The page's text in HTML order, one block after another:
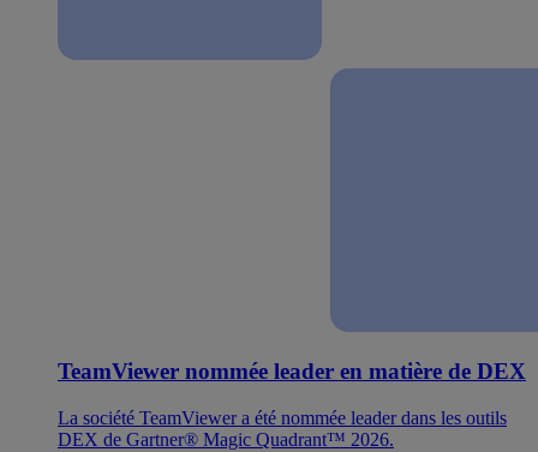
TeamViewer nommée leader en matière de DEX
La société TeamViewer a été nommée leader dans les outils
DEX de Gartner® Magic Quadrant™ 2026.